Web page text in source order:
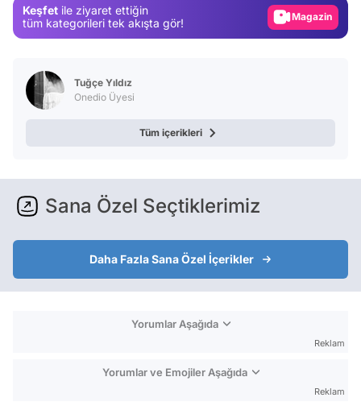
Keşfet ile ziyaret ettiğin
tüm kategorileri tek akışta gör!
Video
Tuğçe Yıldız
Onedio Üyesi
Tüm içerikleri
Sana Özel Seçtiklerimiz
Daha Fazla Sana Özel İçerikler
Yorumlar Aşağıda
Reklam
Yorumlar ve Emojiler Aşağıda
Reklam